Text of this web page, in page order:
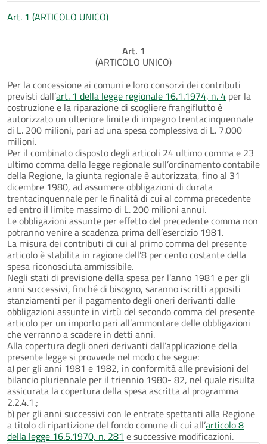
Art. 1 (ARTICOLO UNICO)
Art. 1
(ARTICOLO UNICO)
Per la concessione ai comuni e loro consorzi dei contributi
previsti dall’art. 1 della legge regionale 16.1.1974, n. 4 per la
costruzione e la riparazione di scogliere frangiflutto è
autorizzato un ulteriore limite di impegno trentacinquennale
di L. 200 milioni, pari ad una spesa complessiva di L. 7.000
milioni.
Per il combinato disposto degli articoli 24 ultimo comma e 23
ultimo comma della legge regionale sull’ordinamento contabile
della Regione, la giunta regionale è autorizzata, fino al 31
dicembre 1980, ad assumere obbligazioni di durata
trentacinquennale per le finalità di cui al comma precedente
ed entro il limite massimo di L. 200 milioni annui.
Le obbligazioni assunte per effetto del precedente comma non
potranno venire a scadenza prima dell’esercizio 1981.
La misura dei contributi di cui al primo comma del presente
articolo è stabilita in ragione dell’8 per cento costante della
spesa riconosciuta ammissibile.
Negli stati di previsione della spesa per l’anno 1981 e per gli
anni successivi, finché di bisogno, saranno iscritti appositi
stanziamenti per il pagamento degli oneri derivanti dalle
obbligazioni assunte in virtù del secondo comma del presente
articolo per un importo pari all’ammontare delle obbligazioni
che verranno a scadere in detti anni.
Alla copertura degli oneri derivanti dall’applicazione della
presente legge si provvede nel modo che segue:
a) per gli anni 1981 e 1982, in conformità alle previsioni del
bilancio pluriennale per il triennio 1980- 82, nel quale risulta
assicurata la copertura della spesa ascritta al programma
2.2.4.1.;
b) per gli anni successivi con le entrate spettanti alla Regione
a titolo di ripartizione del fondo comune di cui all’articolo 8
della legge 16.5.1970, n. 281 e successive modificazioni.